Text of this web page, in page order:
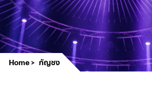
Home กัญชง